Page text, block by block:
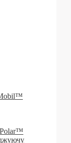
Polar™